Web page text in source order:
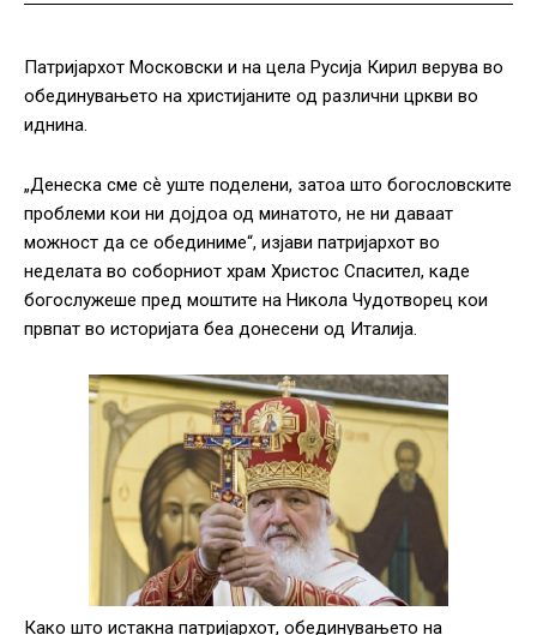
Патријархот Московски и на цела Русија Кирил верува во
обединувањето на христијаните од различни цркви во
иднина.
„Денеска сме сѐ уште поделени, затоа што богословските
проблеми кои ни дојдоа од минатото, не ни даваат
можност да се обединиме“, изјави патријархот во
неделата во соборниот храм Христос Спасител, каде
богослужеше пред моштите на Никола Чудотворец кои
првпат во историјата беа донесени од Италија.
Како што истакна патријархот, обединувањето на